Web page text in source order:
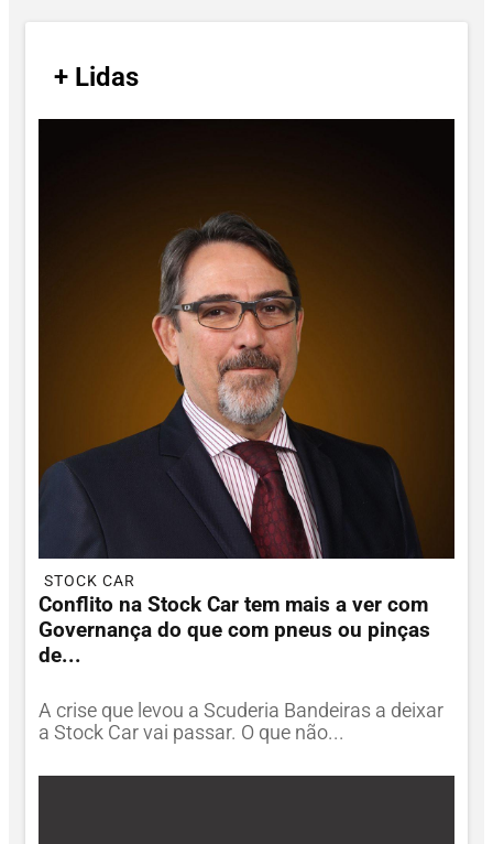
+ Lidas
STOCK CAR
Conflito na Stock Car tem mais a ver com
Governança do que com pneus ou pinças
de...
A crise que levou a Scuderia Bandeiras a deixar
a Stock Car vai passar. O que não...